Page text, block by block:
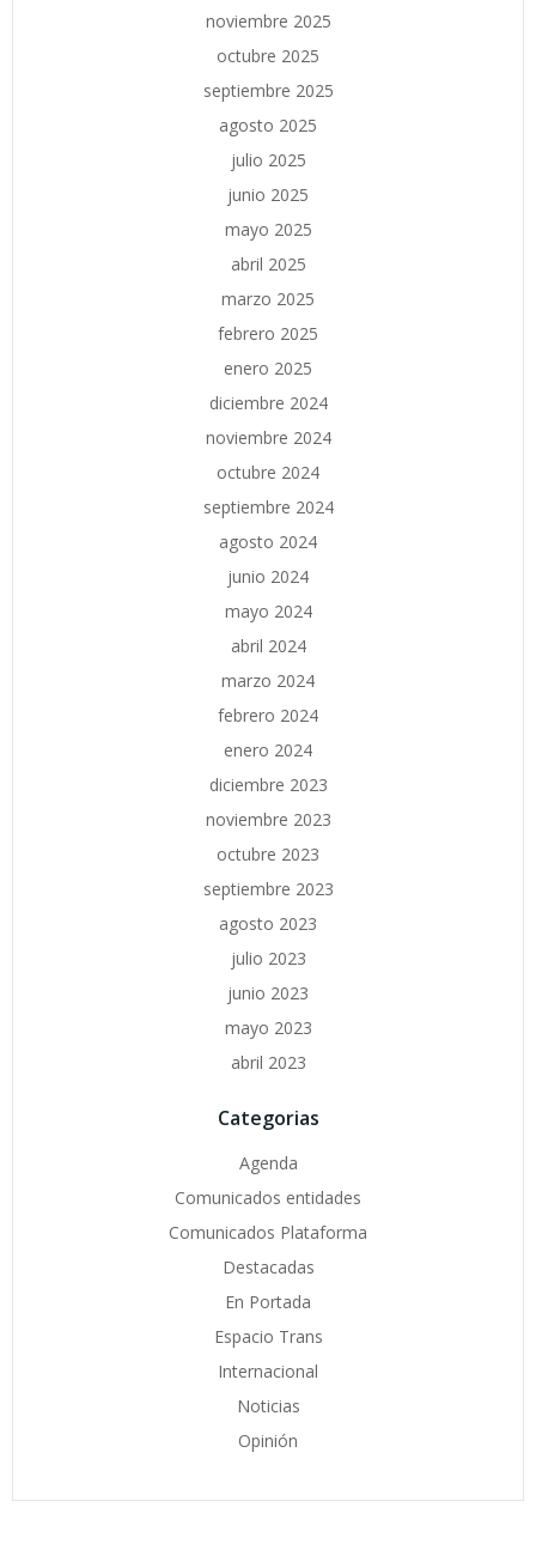
noviembre 2025
octubre 2025
septiembre 2025
agosto 2025
julio 2025
junio 2025
mayo 2025
abril 2025
marzo 2025
febrero 2025
enero 2025
diciembre 2024
noviembre 2024
octubre 2024
septiembre 2024
agosto 2024
junio 2024
mayo 2024
abril 2024
marzo 2024
febrero 2024
enero 2024
diciembre 2023
noviembre 2023
octubre 2023
septiembre 2023
agosto 2023
julio 2023
junio 2023
mayo 2023
abril 2023
Categorias
Agenda
Comunicados entidades
Comunicados Plataforma
Destacadas
En Portada
Espacio Trans
Internacional
Noticias
Opinión